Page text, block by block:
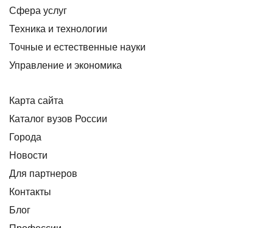
Сфера услуг
Техника и технологии
Точные и естественные науки
Управление и экономика
Карта сайта
Каталог вузов России
Города
Новости
Для партнеров
Контакты
Блог